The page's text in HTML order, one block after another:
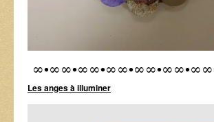
Les anges à illuminer